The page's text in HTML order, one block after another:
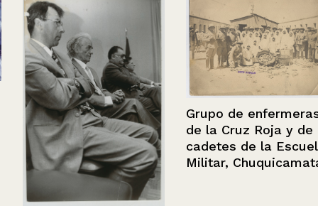
Grupo de enfermeras
de la Cruz Roja y de
cadetes de la Escuela
Militar, Chuquicamata